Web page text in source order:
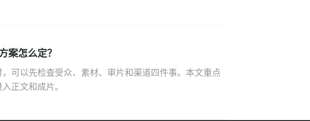
案怎么定？
可以先检查受众、素材、审片和渠道四件事。本文重点
正文和成片。